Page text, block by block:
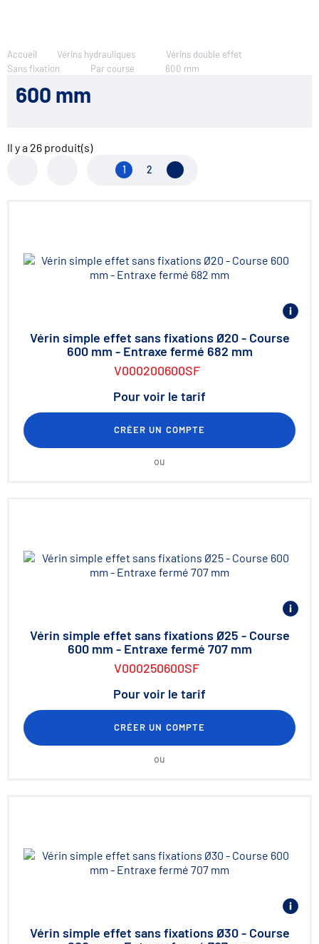
Accueil Vérins hydrauliques
Vérins double effet
Sans fixation
Par course 600 mm
600 mm
Il y a 26 produit(s)
1 2 Page suivante
Vérin simple effet sans fixations Ø20 - Course
600 mm - Entraxe fermé 682 mm
V000200600SF
Pour voir le tarif
CRÉER UN COMPTE
ou
Vérin simple effet sans fixations Ø25 - Course
600 mm - Entraxe fermé 707 mm
V000250600SF
Pour voir le tarif
CRÉER UN COMPTE
ou
Vérin simple effet sans fixations Ø30 - Course